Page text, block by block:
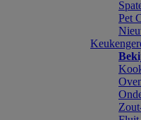
Pet